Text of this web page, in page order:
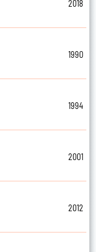
2018
1990
1994
2001
2012